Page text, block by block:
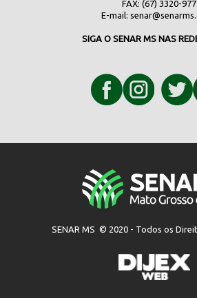
FAX: (67) 3320-
E-mail:
SIGA O SENAR MS NAS
SENAR MS © 2020 - Todos os